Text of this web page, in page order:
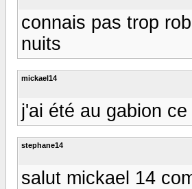
connais pas trop
nuits
mickael14
j'ai été au gabion
stephane14
salut mickael 14